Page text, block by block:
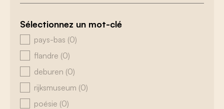
Sélectionnez un mot-clé
zoeken - tags
pays-bas (0)
flandre (0)
deburen (0)
rijksmuseum (0)
poésie (0)